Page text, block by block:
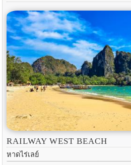
RAILWAY WEST BEACH
หาดไร่เลย์